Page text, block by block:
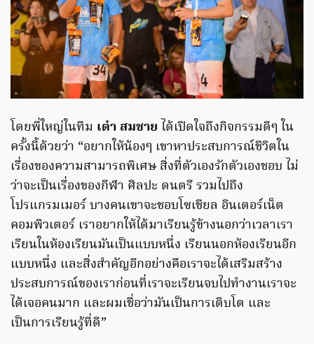
โดยพี่ใหญ่ในทีม เต๋า สมชาย ได้เปิดใจถึงกิจกรรมดีๆ ใน
ครั้งนี้ด้วยว่า “อยากให้น้องๆ เขาหาประสบการณ์ชีวิตใน
เรื่องของความสามารถพิเศษ สิ่งที่ตัวเองรักตัวเองชอบ ไม่
ว่าจะเป็นเรื่องของกีฬา ศิลปะ ดนตรี รวมไปถึง
โปรแกรมเมอร์ บางคนเขาจะชอบโซเชียล อินเตอร์เน็ต
คอมพิวเตอร์ เราอยากให้ได้มาเรียนรู้ข้างนอกว่าเวลาเรา
เรียนในห้องเรียนมันเป็นแบบหนึ่ง เรียนนอกห้องเรียนอีก
แบบหนึ่ง และสิ่งสำคัญอีกอย่างคือเราจะได้เสริมสร้าง
ประสบการณ์ของเราก่อนที่เราจะเรียนจบไปทำงานเราจะ
ได้เจอคนมาก และผมเชื่อว่ามันเป็นการเติบโต และ
เป็นการเรียนรู้ที่ดี”